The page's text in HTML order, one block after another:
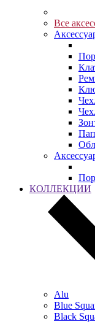
Все
КОЛЛЕКЦИИ
Alu
Blue
Black